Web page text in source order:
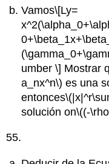
Vamos\[Ly=
umber \] Mostrar
a_nx^n\) es una
entonces
solución on\((-
55.